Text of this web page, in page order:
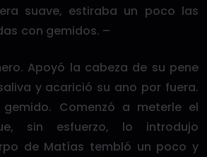
suave, estiraba un poco las
con gemidos. –
Apoyó la cabeza de su pene
y acarició su ano por fuera.
Comenzó a meterle el
sin esfuerzo, lo introdujo
de Matías tembló un poco y